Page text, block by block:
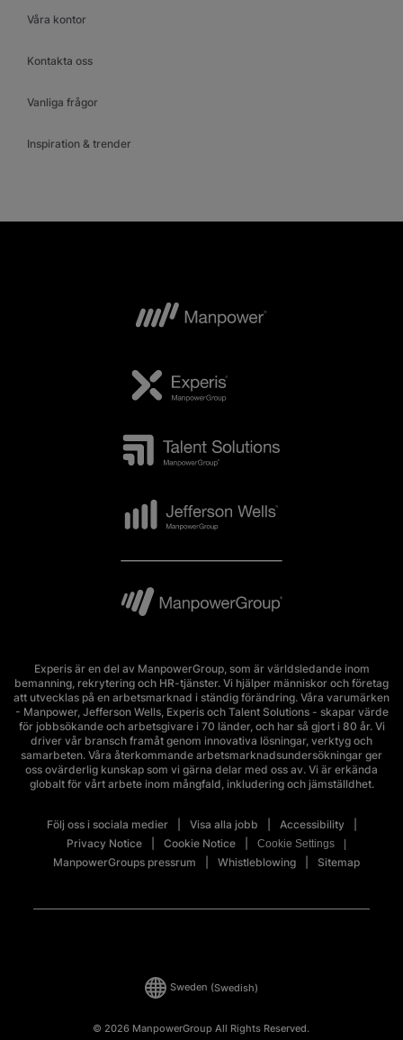
Våra kontor
Kontakta oss
Vanliga frågor
Inspiration & trender
Experis är en del av ManpowerGroup, som är världsledande inom
bemanning, rekrytering och HR-tjänster. Vi hjälper människor och företag
att utvecklas på en arbetsmarknad i ständig förändring. Våra varumärken
- Manpower, Jefferson Wells, Experis och Talent Solutions - skapar värde
för jobbsökande och arbetsgivare i 70 länder, och har så gjort i 80 år. Vi
driver vår bransch framåt genom innovativa lösningar, verktyg och
samarbeten. Våra återkommande arbetsmarknadsundersökningar ger
oss ovärderlig kunskap som vi gärna delar med oss av. Vi är erkända
globalt för vårt arbete inom mångfald, inkludering och jämställdhet.
Följ oss i sociala medier Visa alla jobb
Accessibility
Privacy Notice
Cookie Notice Cookie Settings
ManpowerGroups pressrum Whistleblowing Sitemap
© 2026 ManpowerGroup All Rights Reserved.
Sweden (Swedish)